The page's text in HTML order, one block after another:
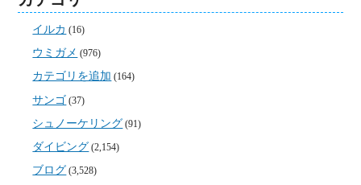
イルカ (16)
ウミガメ (976)
カテゴリを追加 (164)
サンゴ (37)
シュノーケリング (91)
ダイビング (2,154)
ブログ (3,528)